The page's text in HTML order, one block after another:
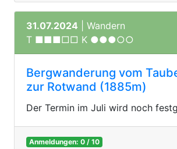
31.07.2024 | Wandern
T ■■■□□ K ●●●○○
Bergwanderung vom
zur Rotwand (1885m)
Der Termin im Juli wird noch
Anmeldungen: 0 / 10